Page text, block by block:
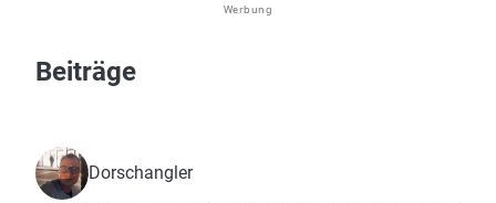
Werbung
Beiträge
Dorschangler